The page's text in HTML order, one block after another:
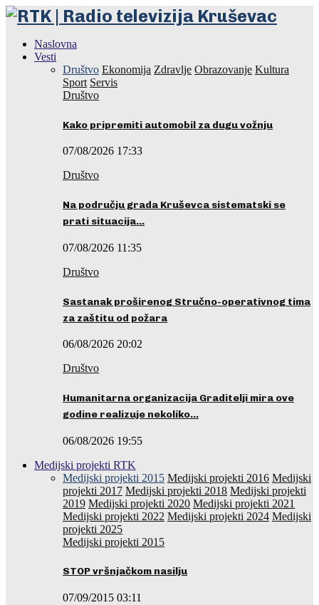
Naslovna
Vesti
Društvo Ekonomija Zdravlje Obrazovanje Kultura
Sport Servis
Društvo
Kako pripremiti automobil za dugu vožnju
07/08/2026 17:33
Društvo
Na području grada Kruševca sistematski se
prati situacija…
07/08/2026 11:35
Društvo
Sastanak proširenog Stručno-operativnog tima
za zaštitu od požara
06/08/2026 20:02
Društvo
Humanitarna organizacija Graditelji mira ove
godine realizuje nekoliko…
06/08/2026 19:55
Medijski projekti RTK
Medijski projekti 2015 Medijski projekti 2016 Medijski
projekti 2017 Medijski projekti 2018 Medijski projekti
2019 Medijski projekti 2020 Medijski projekti 2021
Medijski projekti 2022 Medijski projekti 2024 Medijski
projekti 2025
Medijski projekti 2015
STOP vršnjačkom nasilju
07/09/2015 03:11